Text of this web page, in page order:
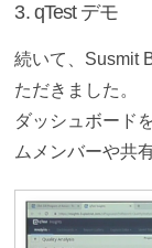
3. qTest デモ
続いて、Susmit
ただきました。
ダッシュボード
ムメンバーや共